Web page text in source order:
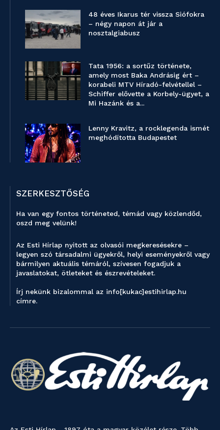
48 éves Ikarus tér vissza Siófokra
– négy napon át jár a
nosztalgiabusz
Tata 1956: a sortűz története,
amely most Baka Andrásig ért –
korabeli MTV Híradó-felvétellel –
Schiffer elővette a Korbely-ügyet, a
Mi Hazánk és a...
Lenny Kravitz, a rocklegenda ismét
meghódította Budapestet
SZERKESZTŐSÉG
Ha van egy fontos történeted, témád vagy közlendőd,
oszd meg velünk!
Az Esti Hírlap nyitott az olvasói megkeresésekre –
legyen szó társadalmi ügyekről, helyi eseményekről vagy
bármilyen aktuális témáról, szívesen fogadjuk a
javaslatokat, ötleteket és észrevételeket.
Írj nekünk bizalommal az info[kukac]estihirlap.hu
címre.